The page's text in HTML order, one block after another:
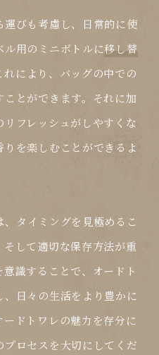
びも考慮し、日常的に使
ル用のミニボトルに移し替
により、バッグの中での
とができます。それに加
フレッシュがしやすくな
を楽しむことができるよ
、タイミングを見極めるこ
して適切な保存方法が重
識することで、オードト
日々の生活をより豊かに
ドトワレの魅力を存分に
ロセスを大切にしてくだ